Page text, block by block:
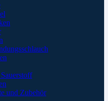
und Zubehör